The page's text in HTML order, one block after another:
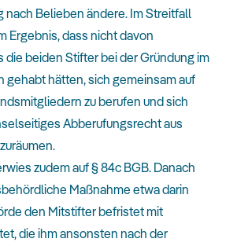
nach Belieben ändere. Im Streitfall
Ergebnis, dass nicht davon
die beiden Stifter bei der Gründung im
gehabt hätten, sich gemeinsam auf
zu berufen und sich
Abberufungsrecht aus
zudem auf § 84c BGB. Danach
Maßnahme etwa darin
den Mitstifter befristet mit
die ihm ansonsten nach der